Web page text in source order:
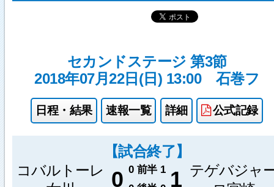
セカンドステージ 第3節
2018年07月22日(日) 13:00
石巻フ
日程・結果 速報一覧 詳細 公式記録
【試合終了】
コバルトーレ 0 0 前半 1 1 テゲバジャ